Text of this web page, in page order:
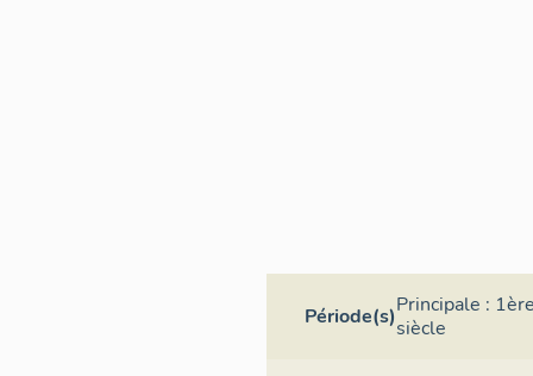
Période(s)Principale :
siècle